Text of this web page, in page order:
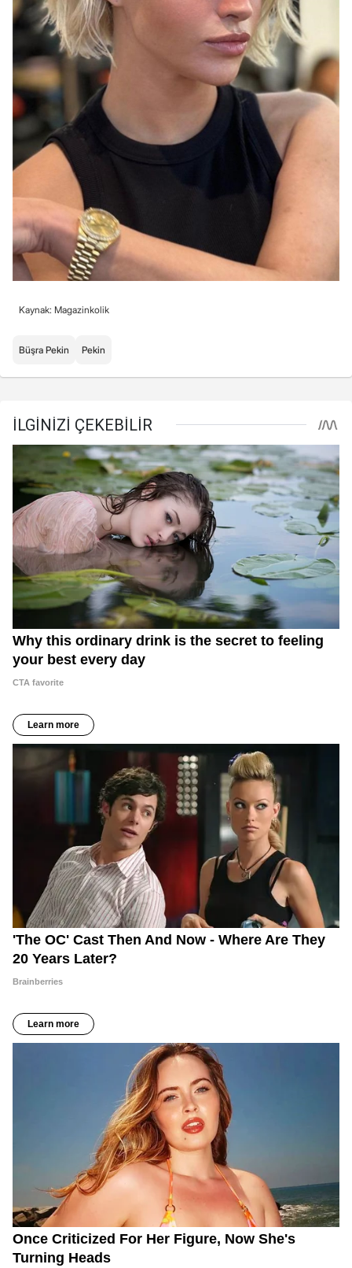
Kaynak: Magazinkolik
Büşra Pekin Pekin